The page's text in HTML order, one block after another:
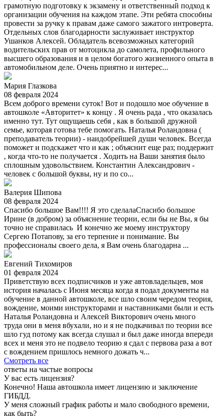
грамотную подготовку к экзамену и ответственный подход к
организации обучения на каждом этапе. Эти ребята способны
провести за ручку к правам даже самого зажатого интроверта.
Отдельных слов благодарности заслуживает инструктор
Ушанков Алексей. Обладатель всевозможных категорий
водительских прав от мотоцикла до самолета, профильного
высшего образования и в целом богатого жизненного опыта в
автомобильном деле. Очень приятно и интерес...
Мария Глазкова
08 февраля 2024
Всем доброго времени суток! Вот и подошло мое обучение в
автошколе «Авторитет» к концу . Я очень рада , что оказалась
именно тут. Тут ощущаешь себя , как в большой дружной
семье, которая готова тебе помогать. Наталья Роландовна (
преподаватель теории) - наидобрейшей души человек. Всегда
поможет и подскажет что и как ; объяснит еще раз; поддержит
, когда что-то не получается . Ходить на Ваши занятия было
сплошным удовольствием. Константин Александрович -
человек с большой буквы, ну и по со...
Валерия Шипова
08 февраля 2024
Спасибо большое Вам!!!! Я это сделалаСпасибо большое
Ирине (в добром) за объяснение теории, если бы не Вы, я бы
точно не справилась И конечно же моему инструктору
Сергею Потапову, за его терпение и понимание. Вы
профессионалы своего дела, я Вам очень благодарна ...
Евгений Тихомиров
01 февраля 2024
Приветствую всех подписчиков и уже автовладельцев, моя
история началась с Июня месяца когда я подал документы на
обучение в данной автошколе, все шло своим чередом теория,
вождение, моими инструкторами и наставниками были и есть
Наталья Роландовна и Алексей Викторович очень много
труда они в меня вбухали, но и я не подкачивал по теории все
шло гуд потому как всегда слушал и был даже иногда впереди
всех и меня это не подвело теорию я сдал с первова раза а вот
с вождением пришлось немного дожать ч...
Смотреть все
ответы на частые вопросы
У вас есть лицензия?
Конечно! Наша автошкола имеет лицензию и заключение
ГИБДД.
У меня сложный график работы и мало свободного времени,
как быть?